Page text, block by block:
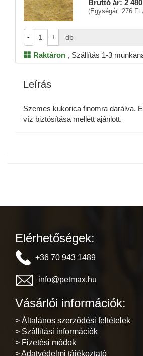
Bruttó ár: 2
(Egységár: 276 Ft
- + db
Raktáron , Szállítás 1-3
Leírás
Szemes kukorica finomra darálva.
víz biztósítása mellett ajánlott.
Elérhetőségek:
+36 70 943 1489
info@petmax.hu
Vásárlói információk:
> Általános szerződési feltételek
> Szállítási információk
> Fizetési módok
> Adatvédelmi tájékoztató